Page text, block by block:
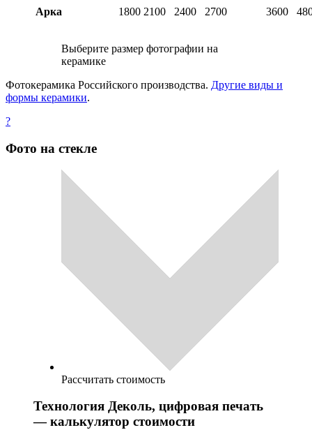
Арка 1800 2100 2400 2700 3600
Выберите размер фотографии на
керамике
Фотокерамика Российского производства. Другие виды и
формы керамики.
?
Фото на стекле
Рассчитать стоимость
Технология Деколь, цифровая печать
— калькулятор стоимости